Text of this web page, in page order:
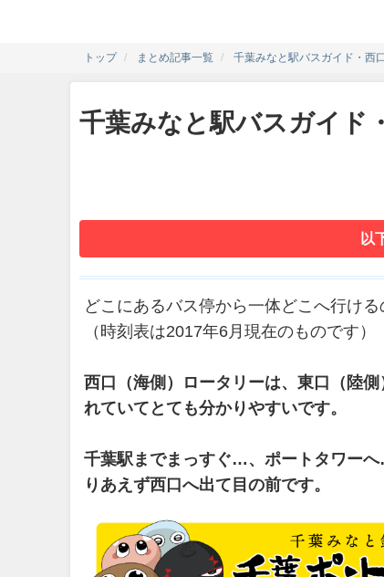
トップ まとめ記事一覧 千葉みなと駅バスガイド・西
千葉みなと駅バスガイド
以
どこにあるバス停から一体どこへ行ける
（時刻表は2017年6月現在のものです）
西口（海側）ロータリーは、東口（陸
れていてとても分かりやすいです。
千葉駅までまっすぐ…、ポートタワー
りあえず西口へ出て目の前です。